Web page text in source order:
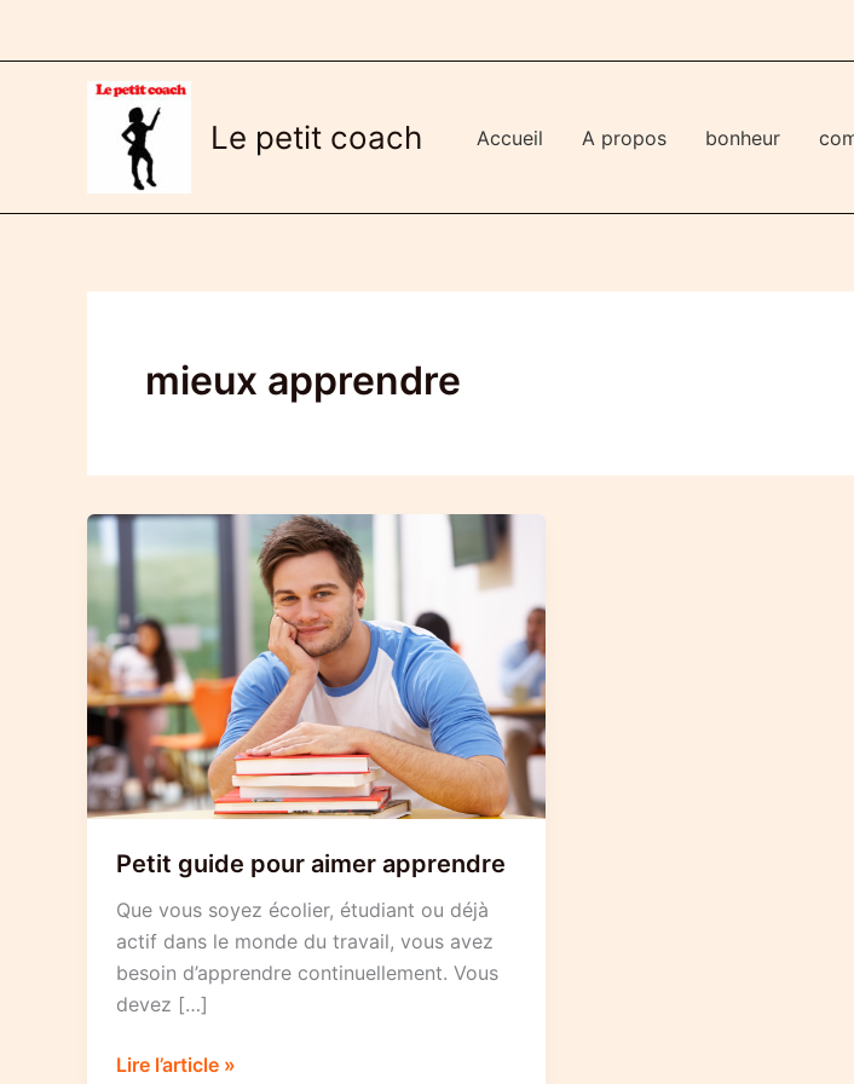
Le petit coach Accueil A propos bonheur
mieux apprendre
Petit guide pour aimer apprendre
Que vous soyez écolier, étudiant ou déjà
actif dans le monde du travail, vous avez
besoin d’apprendre continuellement. Vous
devez […]
Petit
Lire l’article »